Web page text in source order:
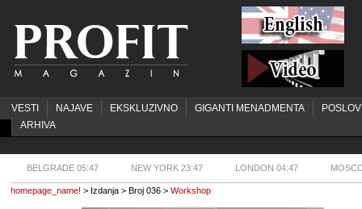
VESTI NAJAVE EKSKLUZIVNO GIGANTI MENADMENTA
ARHIVA
BELGRADE 05:47 NEW YORK 23:47 LONDON 04:47
homepage_name! > Izdanja > Broj 036 > Workshop